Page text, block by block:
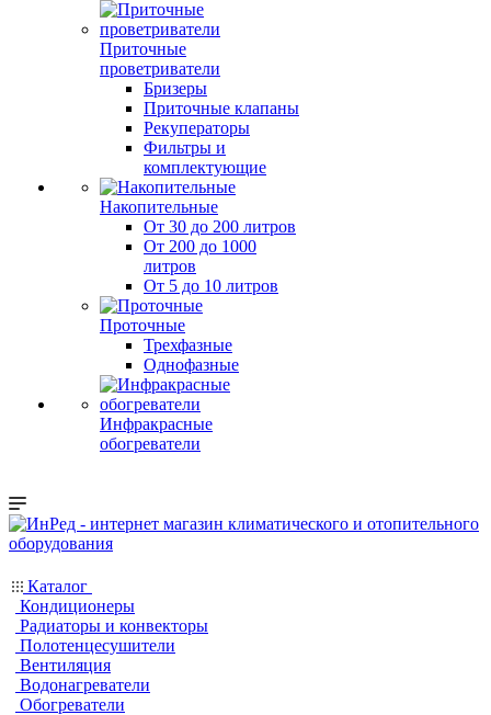
Приточные
проветриватели
Бризеры
Приточные клапаны
Рекуператоры
Фильтры и
комплектующие
Накопительные
От 30 до 200 литров
От 200 до 1000
литров
От 5 до 10 литров
Проточные
Трехфазные
Однофазные
Инфракрасные
обогреватели
Каталог
Кондиционеры
Радиаторы и конвекторы
Полотенцесушители
Вентиляция
Водонагреватели
Обогреватели